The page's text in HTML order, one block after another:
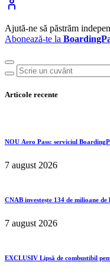
Ajută-ne să păstrăm
Abonează-te la
Articole recente
NOU Aero Pass: serviciul
7 august 2026
CNAB investește 134 de milioane
7 august 2026
EXCLUSIV Lipsă de combustibil